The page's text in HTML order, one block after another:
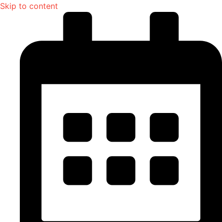
Skip to content